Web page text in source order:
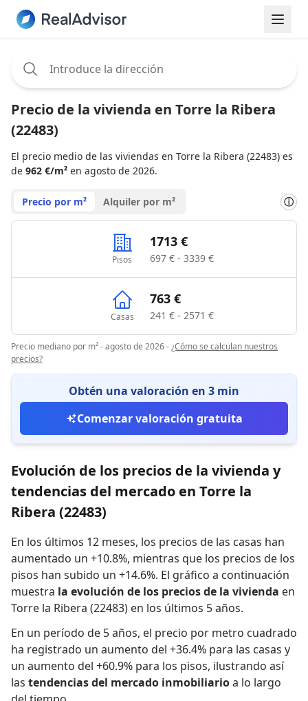
Precio de la vivienda en Torre la Ribera
(22483)
El precio medio de las viviendas en Torre la Ribera (22483) es
de 962 €/m² en agosto de 2026.
Precio por m² Alquiler por m² ⓘ
Pisos
1713 €
697 € - 3339 €
Casas
763 €
241 € - 2571 €
Precio mediano por m² - agosto de 2026-¿Cómo se calculan nuestros
precios?
Obtén una valoración en 3 min
Comenzar valoración gratuita
Evolución de los precios de la vivienda y
tendencias del mercado en Torre la
Ribera (22483)
En los últimos 12 meses, los precios de las casas han
aumentado un +10.8%, mientras que los precios de los
pisos han subido un +14.6%. El gráfico a continuación
muestra la evolución de los precios de la vivienda en
Torre la Ribera (22483) en los últimos 5 años.
En un período de 5 años, el precio por metro cuadrado
ha registrado un aumento del +36.4% para las casas y
un aumento del +60.9% para los pisos, ilustrando así
las tendencias del mercado inmobiliarioa lo largo